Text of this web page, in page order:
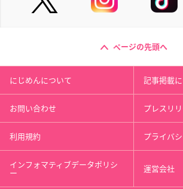
ページの先頭へ
にじめんについて 記事掲載
お問い合わせ プレスリ
利用規約 プライバ
インフォマティブデータポリシ
ー 運営会社